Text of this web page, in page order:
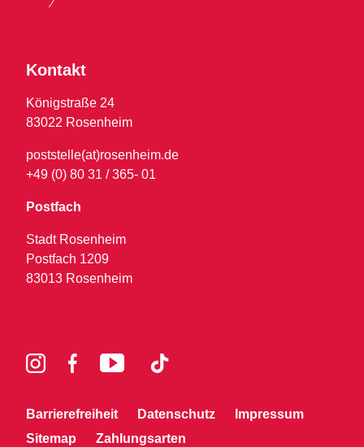
Kontakt
Königstraße 24
83022 Rosenheim
poststelle(at)rosenheim.de
+49 (0) 80 31 / 365- 01
Postfach
Stadt Rosenheim
Postfach 1209
83013 Rosenheim
Barrierefreiheit Datenschutz
Impressum
Sitemap
Zahlungsarten